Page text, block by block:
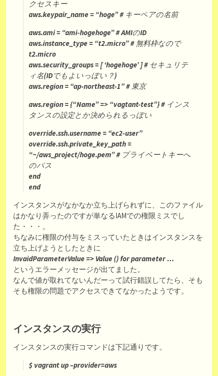
クセスキー
aws.keypair_name = “hoge” # キーペアの名前
aws.ami = “ami-hogehoge” # AMIのID
aws.instance_type = “t2.micro” # 無料枠なので
t2.micro
aws.security_groups = [ ‘hogehoge’ ] # セキュリテ
ィ名(IDでもよいっぽい？)
aws.region = “ap-northeast-1” # 東京
aws.region = {“Name” => “vagtant-test”} # インス
タンスの設定とか決められるっぽい
override.ssh.username = “ec2-user”
override.ssh.private_key_path =
“~/aws_project/hoge.pem” # プライベートキーへ
のパス
end
end
インスタンスがなかなか立ち上げられずに、このファイル
はかなり弄ったのですが単なるIAMでの権限ミスでし
た・・・。
ちなみに権限の付与をミスっていたときはインスタンスを
立ち上げようとしたときに
InvaidParameterValue => Value () for parameter …
というエラーメッセージが出てました。
なんで値が取れてないんだーって試行錯誤してたら、そも
そも権限の問題でアクセスできてなかったようです。
インスタンスの実行
インスタンスの実行コマンドは下記通りです。
$ vagrant up –provider=aws